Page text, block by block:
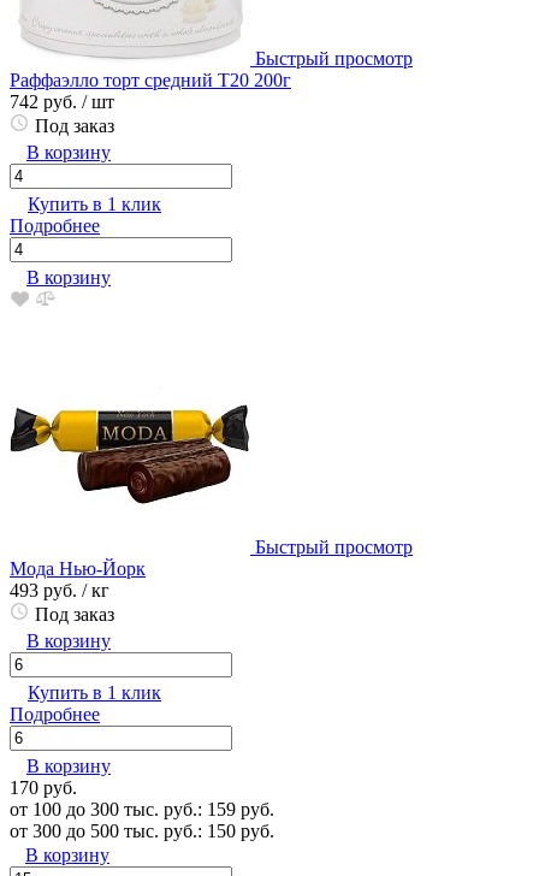
Быстрый просмотр
Раффаэлло торт средний Т20 200г
742 руб. / шт
Под заказ
В корзину
Купить в 1 клик
Подробнее
В корзину
Быстрый просмотр
Мода Нью-Йорк
493 руб. / кг
Под заказ
В корзину
Купить в 1 клик
Подробнее
В корзину
170 руб.
от 100 до 300 тыс. руб.: 159 руб.
от 300 до 500 тыс. руб.: 150 руб.
В корзину